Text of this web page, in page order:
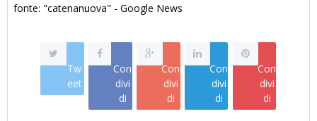
fonte: "catenanuova" - Google News
Tw
eet
Con
divi
di
Con
divi
di
Con
divi
di
Con
divi
di